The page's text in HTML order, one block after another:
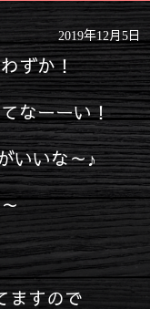
2019年12月5日
ずか！
なーーい！
いいな～♪
ますので